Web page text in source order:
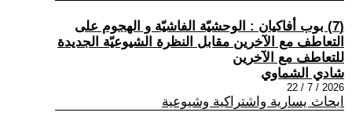
(7) بوب أفاكيان : الوحشيّة الفاشيّة و الهجوم على
التعاطف مع الآخرين مقابل النظرة الشيوعيّة الجديدة
للتعاطف مع الآخرين
شادي الشماوي
2026 / 7 / 22
ابحاث يسارية واشتراكية وشيوعية